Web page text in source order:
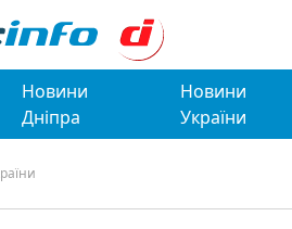
Новини
Дніпра
Новини
України